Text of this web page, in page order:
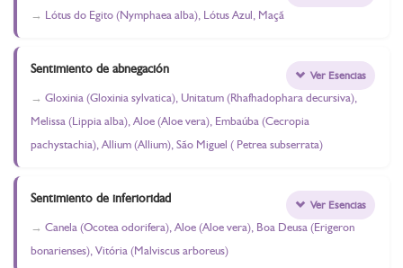
Lótus do Egito (Nymphaea alba), Lótus Azul, Maçã
Sentimiento de abnegación
Gloxinia (Gloxinia sylvatica), Unitatum (Rhafhadophara decursiva),
Melissa (Lippia alba), Aloe (Aloe vera), Embaúba (Cecropia
pachystachia), Allium (Allium), São Miguel ( Petrea subserrata)
Ver Esencias
Sentimiento de inferioridad
Canela (Ocotea odorifera), Aloe (Aloe vera), Boa Deusa (Erigeron
bonarienses), Vitória (Malviscus arboreus)
Ver Esencias